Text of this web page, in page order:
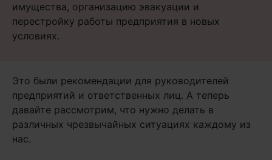
имущества, организацию эвакуации и
перестройку работы предприятия в новых
условиях.
Это были рекомендации для руководителей
предприятий и ответственных лиц. А теперь
давайте рассмотрим, что нужно делать в
различных чрезвычайных ситуациях каждому из
нас.